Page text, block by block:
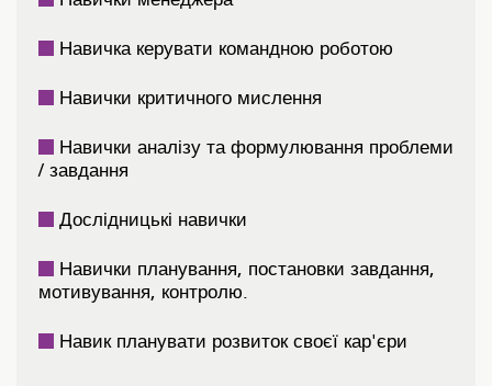
Навичка керувати командною роботою
Навички критичного мислення
Навички аналізу та формулювання проблеми
/ завдання
Дослідницькі навички
Навички планування, постановки завдання,
мотивування, контролю.
Навик планувати розвиток своєї кар'єри